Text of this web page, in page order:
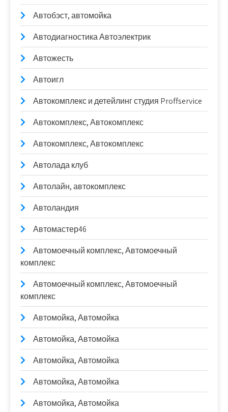
Автобэст, автомойка
Автодиагностика Автоэлектрик
Автожесть
Автоигл
Автокомплекс и детейлинг студия Proffservice
Автокомплекс, Автокомплекс
Автокомплекс, Автокомплекс
Автолада клуб
Автолайн, автокомплекс
Автоландия
Автомастер46
Автомоечный комплекс, Автомоечный
комплекс
Автомоечный комплекс, Автомоечный
комплекс
Автомойка, Автомойка
Автомойка, Автомойка
Автомойка, Автомойка
Автомойка, Автомойка
Автомойка, Автомойка